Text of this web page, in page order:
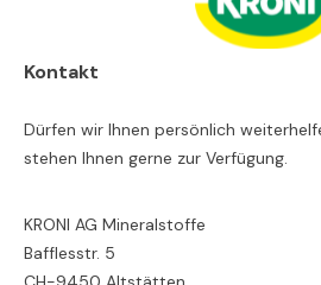
Kontakt
Dürfen wir Ihnen persönlich
stehen Ihnen gerne zur Verfügung.
KRONI AG Mineralstoffe
Bafflesstr. 5